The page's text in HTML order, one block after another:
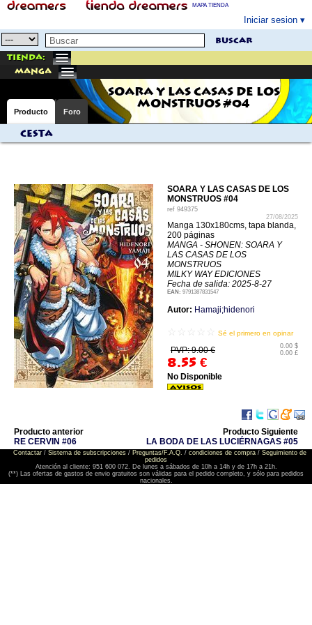
MAPA TIENDA
Iniciar sesion
buscar
Tienda:
manga
SOARA Y LAS CASAS DE LOS
MONSTRUOS #04
Producto Foro
Cesta
SOARA Y LAS CASAS DE LOS
MONSTRUOS #04
ref 949375
27/08/2025
Manga 130x180cms, tapa blanda,
200 páginas
MANGA - SHONEN: SOARA Y
LAS CASAS DE LOS
MONSTRUOS
MILKY WAY EDICIONES
Fecha de salida: 2025-8-27
EAN: 9791387831547
Autor: Hamaji;hidenori
Sé el primero en opinar
PVP: 9.00 €
8.55 €
0.00 $
0.00 £
No Disponible
Producto anterior
RE CERVIN #06
Producto Siguiente
LA BODA DE LAS LUCIÉRNAGAS #05
Contactar/ Sistema de subscripciones/ Preguntas/F.A.Q. / condiciones de compra/ Seguimiento de
pedidos
Atención al cliente: 951 600 072. De lunes a sábados de 10h a 14h y de 17h a 21h.
(**) Las ofertas de gastos de envio gratuitos son válidas para el pedido completo, y sólo para pedidos
nacionales.